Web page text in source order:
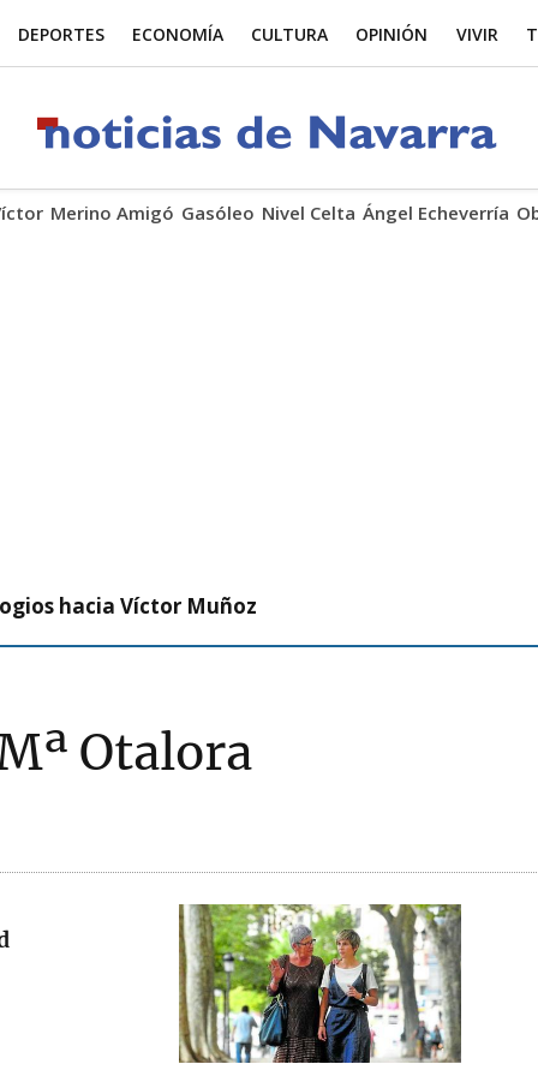
Merino Amigó Gasóleo Nivel Celta Ángel Echeverría
DEPORTES ECONOMÍA CULTURA OPINIÓN VIVIR
hacia Víctor Muñoz
Otalora